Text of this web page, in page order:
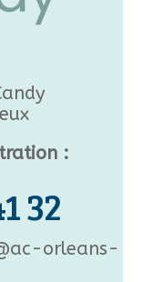
:
32
orleans-